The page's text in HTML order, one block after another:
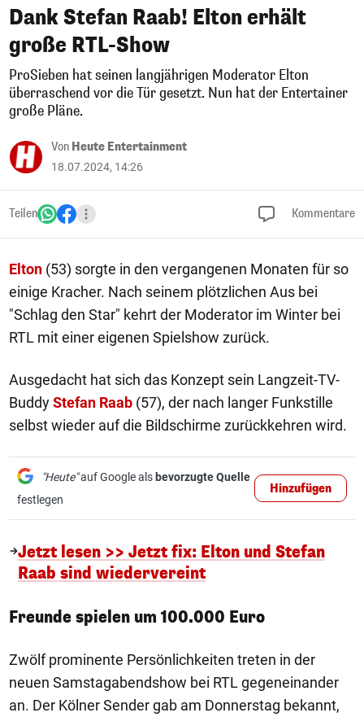
Dank Stefan Raab! Elton erhält
große RTL-Show
ProSieben hat seinen langjährigen Moderator Elton
überraschend vor die Tür gesetzt. Nun hat der Entertainer
große Pläne.
Von Heute Entertainment
18.07.2024, 14:26
Teilen Kommentare
Elton (53) sorgte in den vergangenen Monaten für so
einige Kracher. Nach seinem plötzlichen Aus bei
"Schlag den Star" kehrt der Moderator im Winter bei
RTL mit einer eigenen Spielshow zurück.
Ausgedacht hat sich das Konzept sein Langzeit-TV-
BuddyStefan Raab (57), der nach langer Funkstille
selbst wieder auf die Bildschirme zurückkehren wird.
"Heute"auf Google als bevorzugte Quelle
festlegen
Hinzufügen
Jetzt lesen >> Jetzt fix: Elton und Stefan
Raab sind wiedervereint
Freunde spielen um 100.000 Euro
Zwölf prominente Persönlichkeiten treten in der
neuen Samstagabendshow bei RTL gegeneinander
an. Der Kölner Sender gab am Donnerstag bekannt,